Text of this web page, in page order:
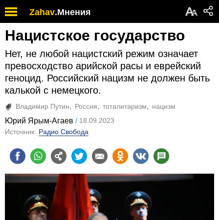
Zahav.Мнения АА
Нацистское государство
Нет, не любой нацистский режим означает
превосходство арийской расы и еврейский
геноцид. Российский нацизм не должен быть
калькой с немецкого.
Владимир Путин Россия тоталитаризм нацизм
Юрий Ярым-Агаев
18.09.2023
Источник: Радио Свобода